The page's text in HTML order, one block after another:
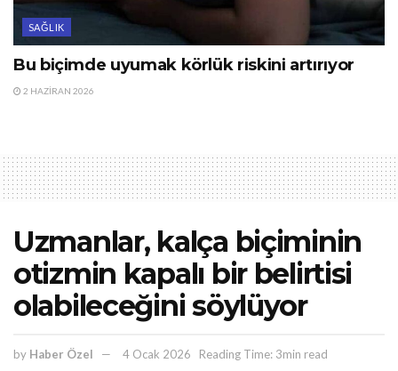
SAĞLIK
Bu biçimde uyumak körlük riskini artırıyor
2 HAZIRAN 2026
Uzmanlar, kalça biçiminin
otizmin kapalı bir belirtisi
olabileceğini söylüyor
by Haber Özel 4 Ocak 2026 Reading Time: 3min read